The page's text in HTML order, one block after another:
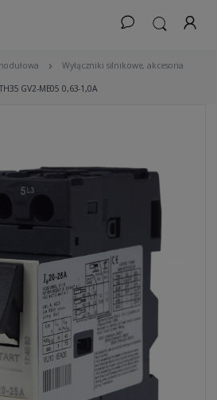
Wyłączniki silnikowe, akcesoria
GV2-ME05 0,63-1,0A